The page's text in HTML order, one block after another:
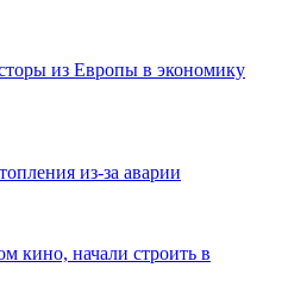
из Европы в экономику
из-за аварии
кино, начали строить в